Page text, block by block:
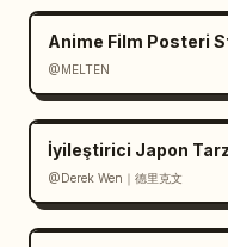
Anime Film Posteri
@MELTEN
İyileştirici Japon
@Derek Wen｜德里克文